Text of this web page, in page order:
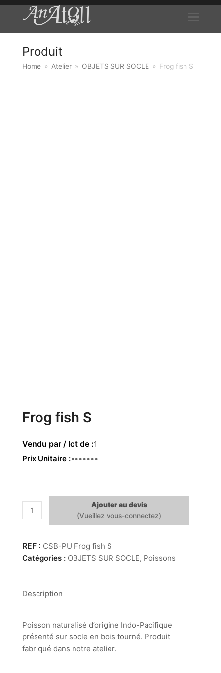
Produit
Home » Atelier » OBJETS SUR SOCLE » Frog fish S
Frog fish S
1
Prix Unitaire 69.00 €
quantité
de
fish
S
Ajouter au devis
CSB-PU Frog fish S
Catégories : OBJETS SUR SOCLE, Poissons
Description
Poisson naturalisé d’origine Indo-Pacifique
présenté sur socle en bois tourné. Produit
fabriqué dans notre atelier.